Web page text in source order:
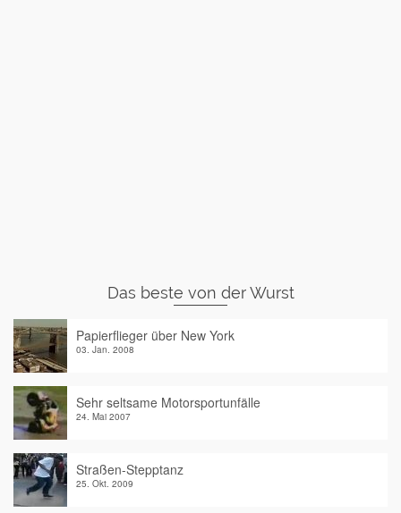
Das beste von der Wurst
Papierflieger über New York
03. Jan. 2008
Sehr seltsame Motorsportunfälle
24. Mai 2007
Straßen-Stepptanz
25. Okt. 2009